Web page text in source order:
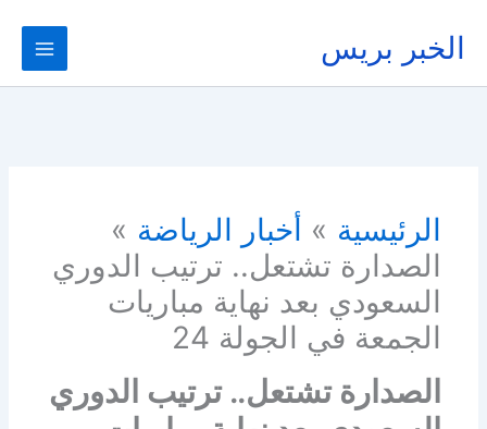
المحتوى
الخبر بريس
الرئيسية
أخبار الرياضة
الصدارة تشتعل.. ترتيب الدوري
السعودي بعد نهاية مباريات
الجمعة في الجولة 24
الصدارة تشتعل.. ترتيب الدوري